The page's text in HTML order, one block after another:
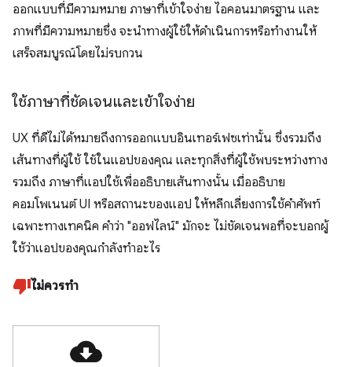
ออกแบบที่มีความหมาย ภาษาที่เข้าใจง่าย ไอคอนมาตรฐาน และ
ภาพที่มีความหมายซึ่ง จะนำทางผู้ใช้ให้ดำเนินการหรือทำงานให้
เสร็จสมบูรณ์โดยไม่รบกวน
ใช้ภาษาที่ชัดเจนและเข้าใจง่าย
UX ที่ดีไม่ได้หมายถึงการออกแบบอินเทอร์เฟซเท่านั้น ซึ่งรวมถึง
เส้นทางที่ผู้ใช้ ใช้ในแอปของคุณ และทุกสิ่งที่ผู้ใช้พบระหว่างทาง
รวมถึง ภาษาที่แอปใช้เพื่ออธิบายเส้นทางนั้น เมื่ออธิบาย
คอมโพเนนต์ UI หรือสถานะของแอป ให้หลีกเลี่ยงการใช้คำศัพท์
เฉพาะทางเทคนิค คำว่า "ออฟไลน์" มักจะ ไม่ชัดเจนพอที่จะบอกผู้
ใช้ว่าแอปของคุณกำลังทำอะไร
ไม่ควรทำ